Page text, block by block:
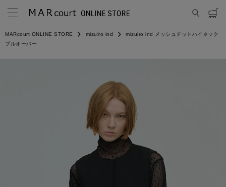
MARcourt ONLINE STORE mizuiro ind
mizuiro ind メッシュドットハイネック
プルオーバー